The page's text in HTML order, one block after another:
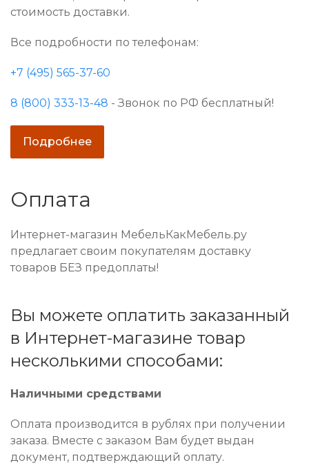
стоимость доставки.
Все подробности по телефонам:
+7 (495) 565-37-60
8 (800) 333-13-48 - Звонок по РФ бесплатный!
Подробнее
Оплата
Интернет-магазин МебельКакМебель.ру
предлагает своим покупателям доставку
товаров БЕЗ предоплаты!
Вы можете оплатить заказанный
в Интернет-магазине товар
несколькими способами:
Наличными средствами
Оплата производится в рублях при получении
заказа. Вместе с заказом Вам будет выдан
документ, подтверждающий оплату.